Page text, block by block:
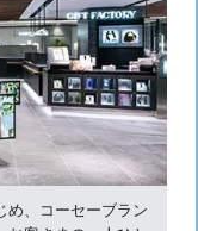
め、コーセーブラン